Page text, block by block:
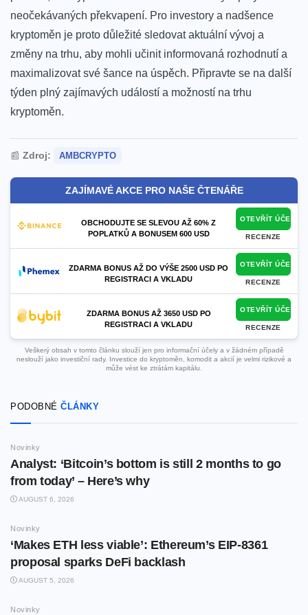
neočekávaných překvapení.⁢ Pro investory a nadšence
‌kryptoměn je proto⁣ důležité‌ sledovat aktuální vývoj a
změny na⁤ trhu, aby mohli učinit informovaná rozhodnutí a
maximalizovat své šance na úspěch. Připravte se na další
týden‌ plný zajímavých​ událostí a možností na‍ trhu
kryptoměn.
📰 Zdroj: AMBCRYPTO
ZAJÍMAVÉ AKCE PRO NAŠE ČTENÁŘE
OBCHODUJTE SE SLEVOU AŽ 60% Z
POPLATKŮ A BONUSEM 600 USD
OTEVŘÍT ÚČET
RECENZE
ZDARMA BONUS AŽ DO VÝŠE 2500 USD PO
REGISTRACI A VKLADU
OTEVŘÍT ÚČET
RECENZE
ZDARMA BONUS AŽ 3650 USD PO
REGISTRACI A VKLADU
OTEVŘÍT ÚČET
RECENZE
Veškerý obsah v tomto článku slouží jen pro informační účely a v žádném případě
neslouží jako investiční rady. Investice do kryptoměn, komodit a akcií je velmi rizikové a
může vést ke ztrátám kapitálu.
PODOBNÉ ČLÁNKY
Novinky
Analyst: ‘Bitcoin’s bottom is still 2 months to go
from today’ – Here’s why
AUGUST 6, 2026
Novinky
‘Makes ETH less viable’: Ethereum’s EIP-8361
proposal sparks DeFi backlash
AUGUST 5, 2026
Novinky